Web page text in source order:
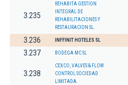
3.235
REHABITA GESTION
INTEGRAL DE
REHABILITACIONES Y
RESTAURACION SL.
3.236 INFFINIT HOTELES SL
3.237 BODEGA MC SL
3.238
CEXCO, VALVES & FLOW
CONTROL SOCIEDAD
LIMITADA.